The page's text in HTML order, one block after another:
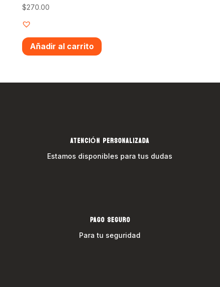
$270.00
Añadir al carrito
ATENCIÓN PERSONALIZADA
Estamos disponibles para tus dudas
PAGO SEGURO
Para tu seguridad